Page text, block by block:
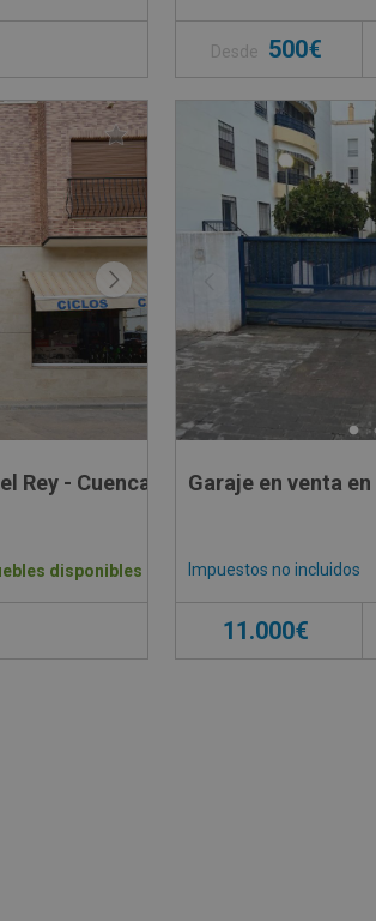
Desde 500€
Rey - Cuenca
disponibles
Garaje en venta en
Impuestos no incluidos
11.000€